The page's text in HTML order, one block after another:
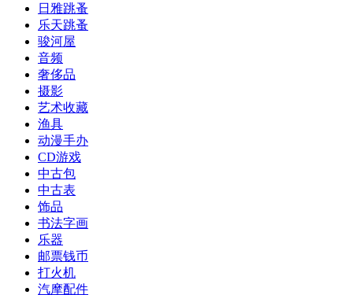
日雅跳蚤
乐天跳蚤
骏河屋
音频
奢侈品
摄影
艺术收藏
渔具
动漫手办
CD游戏
中古包
中古表
饰品
书法字画
乐器
邮票钱币
打火机
汽摩配件